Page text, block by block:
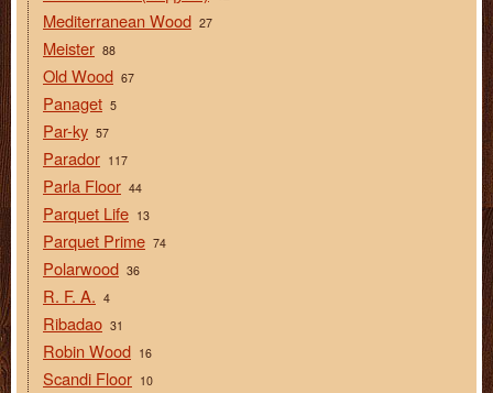
Mediterranean Wood 27
Meister 88
Old Wood 67
Panaget 5
Par-ky 57
Parador 117
Parla Floor 44
Parquet Life 13
Parquet Prime 74
Polarwood 36
R. F. A. 4
Ribadao 31
Robin Wood 16
Scandi Floor 10